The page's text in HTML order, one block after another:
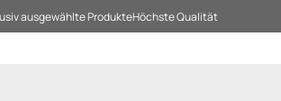
ausgewählte ProdukteHöchste Qualität